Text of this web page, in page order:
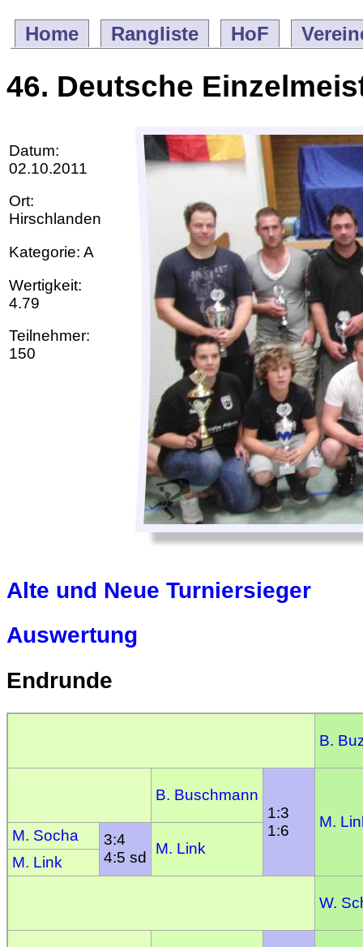
Home Rangliste HoF
46. Deutsche
Datum:
02.10.2011
Ort:
Hirschlanden
Kategorie: A
Wertigkeit:
4.79
Teilnehmer:
150
Alte und Neue Turniersieger
Auswertung
Endrunde
B.
B. Buschmann
1:3
1:6
M.
M. Socha
3:4
4:5 sd
M. Link
M. Link
W.